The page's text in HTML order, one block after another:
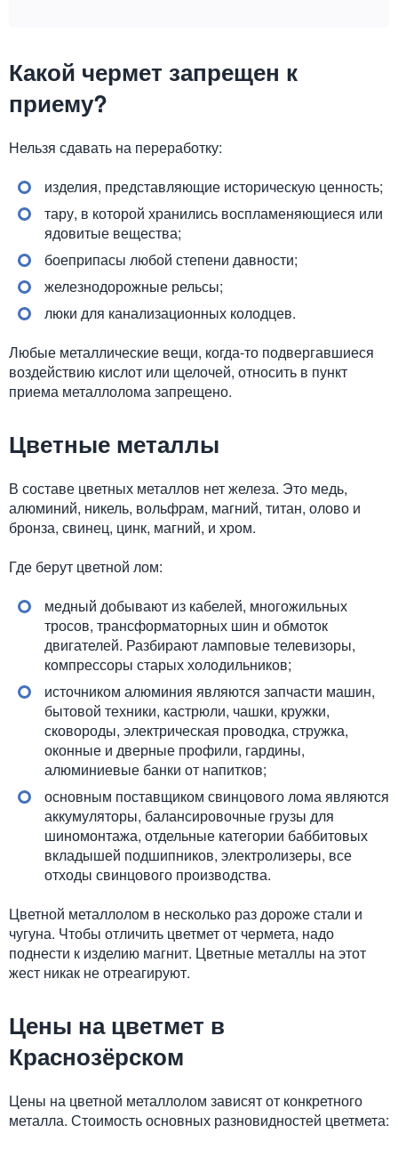
Какой чермет запрещен к
приему?
Нельзя сдавать на переработку:
изделия, представляющие историческую ценность;
тару, в которой хранились воспламеняющиеся или
ядовитые вещества;
боеприпасы любой степени давности;
железнодорожные рельсы;
люки для канализационных колодцев.
Любые металлические вещи, когда-то подвергавшиеся
воздействию кислот или щелочей, относить в пункт
приема металлолома запрещено.
Цветные металлы
В составе цветных металлов нет железа. Это медь,
алюминий, никель, вольфрам, магний, титан, олово и
бронза, свинец, цинк, магний, и хром.
Где берут цветной лом:
медный добывают из кабелей, многожильных
тросов, трансформаторных шин и обмоток
двигателей. Разбирают ламповые телевизоры,
компрессоры старых холодильников;
источником алюминия являются запчасти машин,
бытовой техники, кастрюли, чашки, кружки,
сковороды, электрическая проводка, стружка,
оконные и дверные профили, гардины,
алюминиевые банки от напитков;
основным поставщиком свинцового лома являются
аккумуляторы, балансировочные грузы для
шиномонтажа, отдельные категории баббитовых
вкладышей подшипников, электролизеры, все
отходы свинцового производства.
Цветной металлолом в несколько раз дороже стали и
чугуна. Чтобы отличить цветмет от чермета, надо
поднести к изделию магнит. Цветные металлы на этот
жест никак не отреагируют.
Цены на цветмет в
Краснозёрском
Цены на цветной металлолом зависят от конкретного
металла. Стоимость основных разновидностей цветмета: